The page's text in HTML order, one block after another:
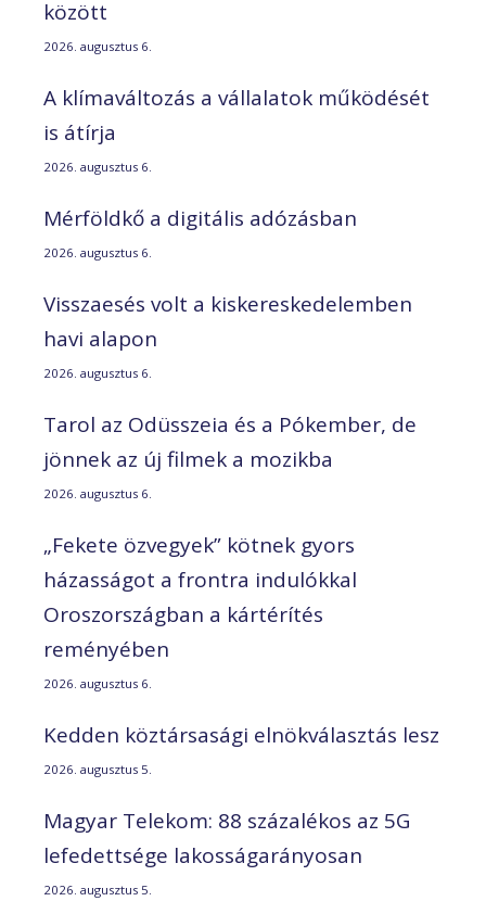
között
2026. augusztus 6.
A klímaváltozás a vállalatok működését
is átírja
2026. augusztus 6.
Mérföldkő a digitális adózásban
2026. augusztus 6.
Visszaesés volt a kiskereskedelemben
havi alapon
2026. augusztus 6.
Tarol az Odüsszeia és a Pókember, de
jönnek az új filmek a mozikba
2026. augusztus 6.
„Fekete özvegyek” kötnek gyors
házasságot a frontra indulókkal
Oroszországban a kártérítés
reményében
2026. augusztus 6.
Kedden köztársasági elnökválasztás lesz
2026. augusztus 5.
Magyar Telekom: 88 százalékos az 5G
lefedettsége lakosságarányosan
2026. augusztus 5.